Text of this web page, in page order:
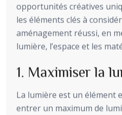
opportunités créatives
les éléments clés à
aménagement réussi, en
lumière, l’espace et les
1. Maximiser la
La lumière est un élément
entrer un maximum de